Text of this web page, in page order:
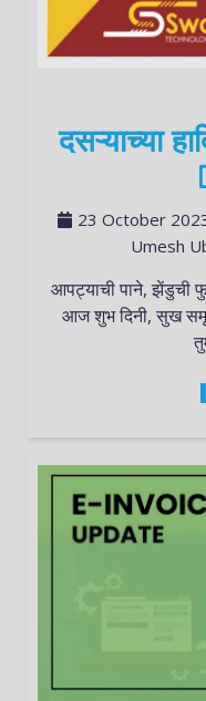
दसऱ्याच्या
23 October
Umesh
आपट्याची पाने, झेंडुची फुले, घेवूनी आली विजयादशमी, दसऱ्याच्या
आज शुभ दिनी, सुख